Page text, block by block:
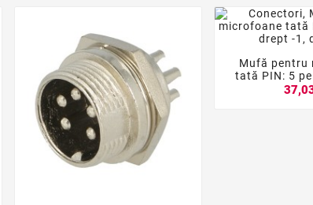

Mufă pentru
tată PIN: 5